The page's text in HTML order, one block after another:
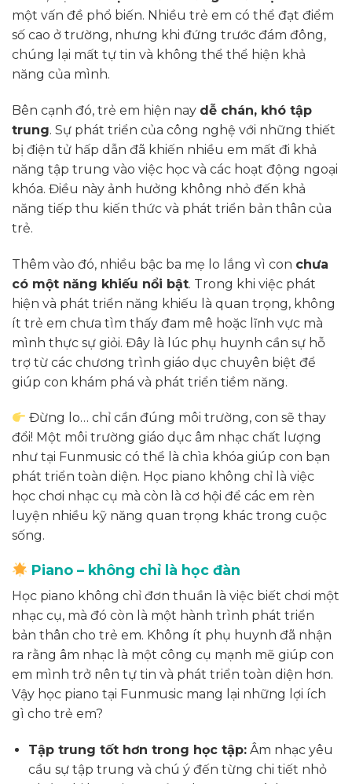
một vấn đề phổ biến. Nhiều trẻ em có thể đạt điểm
số cao ở trường, nhưng khi đứng trước đám đông,
chúng lại mất tự tin và không thể thể hiện khả
năng của mình.
Bên cạnh đó, trẻ em hiện nay dễ chán, khó tập
trung. Sự phát triển của công nghệ với những thiết
bị điện tử hấp dẫn đã khiến nhiều em mất đi khả
năng tập trung vào việc học và các hoạt động ngoại
khóa. Điều này ảnh hưởng không nhỏ đến khả
năng tiếp thu kiến thức và phát triển bản thân của
trẻ.
Thêm vào đó, nhiều bậc ba mẹ lo lắng vì con chưa
có một năng khiếu nổi bật. Trong khi việc phát
hiện và phát triển năng khiếu là quan trọng, không
ít trẻ em chưa tìm thấy đam mê hoặc lĩnh vực mà
mình thực sự giỏi. Đây là lúc phụ huynh cần sự hỗ
trợ từ các chương trình giáo dục chuyên biệt để
giúp con khám phá và phát triển tiềm năng.
Đừng lo… chỉ cần đúng môi trường, con sẽ thay
đổi! Một môi trường giáo dục âm nhạc chất lượng
như tại Funmusic có thể là chìa khóa giúp con bạn
phát triển toàn diện. Học piano không chỉ là việc
học chơi nhạc cụ mà còn là cơ hội để các em rèn
luyện nhiều kỹ năng quan trọng khác trong cuộc
sống.
Piano – không chỉ là học đàn
Học piano không chỉ đơn thuần là việc biết chơi một
nhạc cụ, mà đó còn là một hành trình phát triển
bản thân cho trẻ em. Không ít phụ huynh đã nhận
ra rằng âm nhạc là một công cụ mạnh mẽ giúp con
em mình trở nên tự tin và phát triển toàn diện hơn.
Vậy học piano tại Funmusic mang lại những lợi ích
gì cho trẻ em?
Tập trung tốt hơn trong học tập:Âm nhạc yêu
cầu sự tập trung và chú ý đến từng chi tiết nhỏ